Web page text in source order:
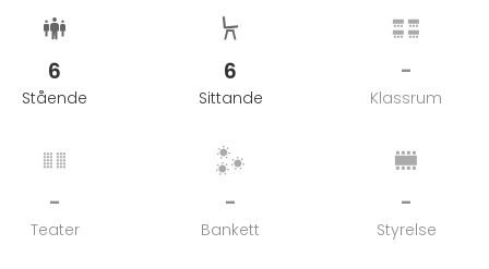
6
Stående
6
Sittande
-
Klassrum
-
Teater
-
Bankett
-
Styrelse